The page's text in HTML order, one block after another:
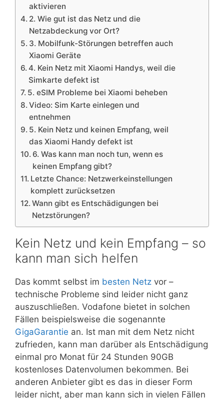
aktivieren
2. Wie gut ist das Netz und die
Netzabdeckung vor Ort?
3. Mobilfunk-Störungen betreffen auch
Xiaomi Geräte
4. Kein Netz mit Xiaomi Handys, weil die
Simkarte defekt ist
5. eSIM Probleme bei Xiaomi beheben
Video: Sim Karte einlegen und
entnehmen
5. Kein Netz und keinen Empfang, weil
das Xiaomi Handy defekt ist
6. Was kann man noch tun, wenn es
keinen Empfang gibt?
Letzte Chance: Netzwerkeinstellungen
komplett zurücksetzen
Wann gibt es Entschädigungen bei
Netzstörungen?
Kein Netz und kein Empfang – so
kann man sich helfen
Das kommt selbst im besten Netz vor –
technische Probleme sind leider nicht ganz
auszuschließen. Vodafone bietet in solchen
Fällen beispielsweise die sogenannte
GigaGarantie an. Ist man mit dem Netz nicht
zufrieden, kann man darüber als Entschädigung
einmal pro Monat für 24 Stunden 90GB
kostenloses Datenvolumen bekommen. Bei
anderen Anbieter gibt es das in dieser Form
leider nicht, aber man kann sich in vielen Fällen